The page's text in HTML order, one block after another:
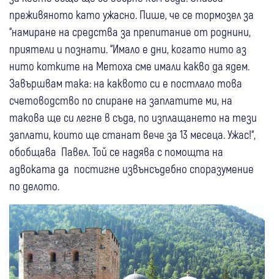
преживяното като ужасно. Пише, че се тормозел за
“намиране на средства за препитание от роднини,
приятели и познати. “Имало е дни, когато нито аз
нито котките на Метоха сме имали какво да ядем.
Завършвам така: на каквото си е постлало това
счетоводство по спиране на заплатите ми, на
такова ще си легне в съда, по изплащането на тези
заплати, които ще станат вече за 13 месеца. Ужас!“,
обобщава Павел. Той се надява с помощта на
адвоката да постигне извънсъдебно споразумение
по делото.